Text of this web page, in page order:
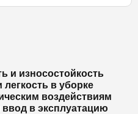
и износостойкость
в уборке
воздействиям
в эксплуатацию